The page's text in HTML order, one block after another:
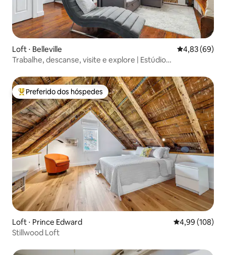
Loft ⋅ Belleville 4,83 de uma
4,83 (69)
Trabalhe, descanse, visite e explore | Estúdio
Entre os melhores preferidos dos hóspedes
Preferido dos hóspedes
Loft ⋅ Prince Edward 4,99 de uma
4,99 (108)
Stillwood Loft